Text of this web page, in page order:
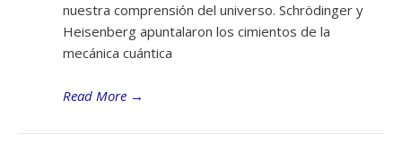
nuestra comprensión del universo. Schrödinger y
Heisenberg apuntalaron los cimientos de la
mecánica cuántica
Read More →